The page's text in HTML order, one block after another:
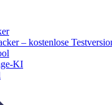
– kostenlose
KI